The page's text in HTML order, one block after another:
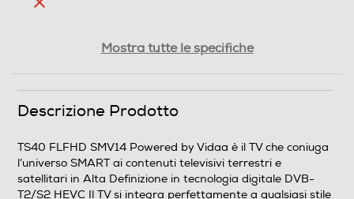
Risoluzione HD
Mostra tutte le specifiche
Descrizione Prodotto
TS40 FLFHD SMV14 Powered by Vidaa è il TV che coniuga
l’universo SMART ai contenuti televisivi terrestri e
satellitari in Alta Definizione in tecnologia digitale DVB-
T2/S2 HEVC Il TV si integra perfettamente a qualsiasi stile